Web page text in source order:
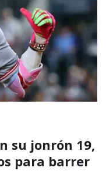
su jonrón 19,
para barrer